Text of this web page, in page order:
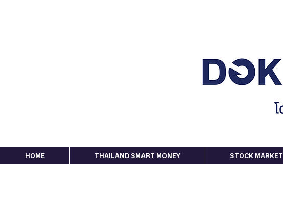
HOME THAILAND SMART MONEY STOCK MARKET